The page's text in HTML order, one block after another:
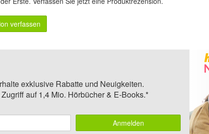
verfassen
exklusive Rabatte und Neuigkeiten.
auf 1,4 Mio. Hörbücher & E-Books.*
Anmelden